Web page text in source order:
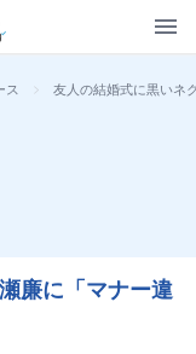
ス > 友人の結婚式に黒いネ
廉に「マナー違